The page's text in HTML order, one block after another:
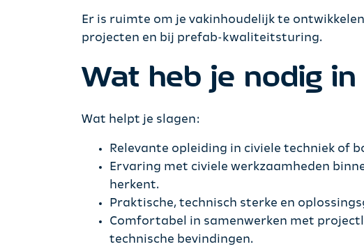
Er is ruimte om je vakinhoudelijk te
projecten en bij prefab-kwaliteitsturing.
Wat heb je nodig
Wat helpt je slagen:
Relevante opleiding in civiele techniek of
Ervaring met civiele werkzaamheden
herkent.
Praktische, technisch sterke en
Comfortabel in samenwerken met
technische bevindingen.